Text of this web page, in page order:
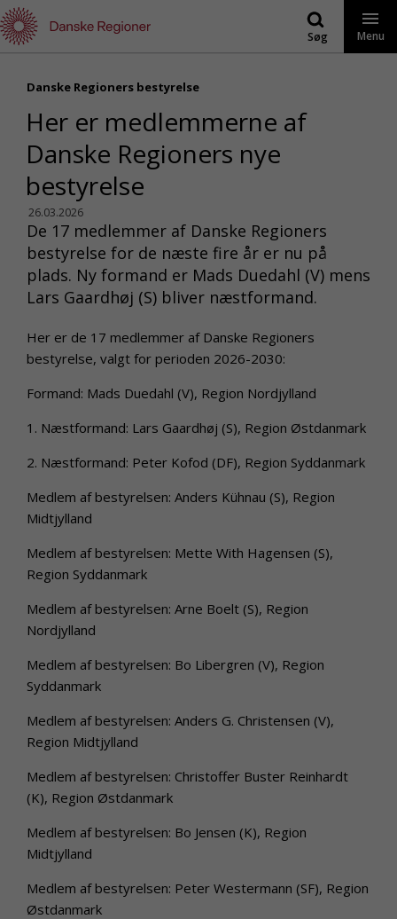
Gå
til
indhold
Søg Menu
Danske Regioners bestyrelse
Her er medlemmerne af
Danske Regioners nye
bestyrelse
26.03.2026
De 17 medlemmer af Danske Regioners
bestyrelse for de næste fire år er nu på
plads. Ny formand er Mads Duedahl (V) mens
Lars Gaardhøj (S) bliver næstformand.
Her er de 17 medlemmer af Danske Regioners
bestyrelse, valgt for perioden 2026-2030:
Formand: Mads Duedahl (V), Region Nordjylland
1. Næstformand: Lars Gaardhøj (S), Region Østdanmark
2. Næstformand: Peter Kofod (DF), Region Syddanmark
Medlem af bestyrelsen: Anders Kühnau (S), Region
Midtjylland
Medlem af bestyrelsen: Mette With Hagensen (S),
Region Syddanmark
Medlem af bestyrelsen: Arne Boelt (S), Region
Nordjylland
Medlem af bestyrelsen: Bo Libergren (V), Region
Syddanmark
Medlem af bestyrelsen: Anders G. Christensen (V),
Region Midtjylland
Medlem af bestyrelsen: Christoffer Buster Reinhardt
(K), Region Østdanmark
Medlem af bestyrelsen: Bo Jensen (K), Region
Midtjylland
Medlem af bestyrelsen: Peter Westermann (SF), Region
Østdanmark